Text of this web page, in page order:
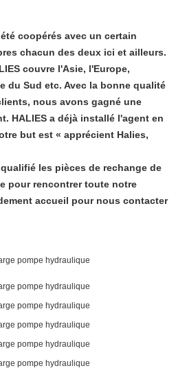
coopérés avec un certain
chacun des deux ici et ailleurs.
couvre l'Asie, l'Europe,
du Sud etc. Avec la bonne qualité
nous avons gagné une
HALIES a déjà installé l'agent en
but est « apprécient Halies,
les pièces de rechange de
pour rencontrer toute notre
accueil pour nous contacter